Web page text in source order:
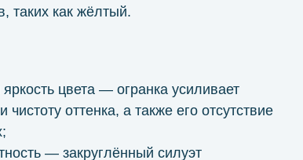
таких как жёлтый.
цвета — огранка усиливает
оттенка, а также его отсутствие
— закруглённый силуэт